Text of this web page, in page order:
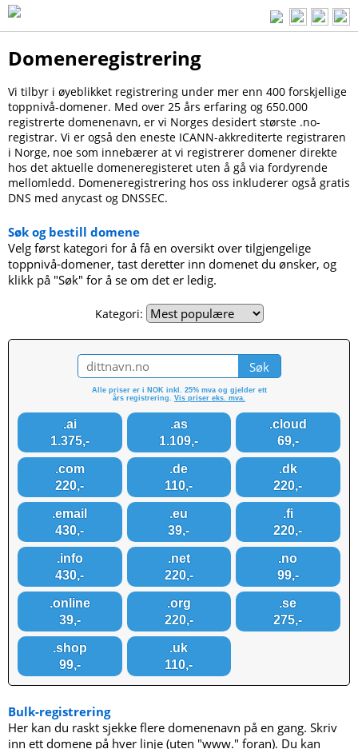
Domeneregistrering
Vi tilbyr i øyeblikket registrering under mer enn 400 forskjellige
toppnivå-domener. Med over 25 års erfaring og 650.000
registrerte domenenavn, er vi Norges desidert største .no-
registrar. Vi er også den eneste ICANN-akkrediterte registraren
i Norge, noe som innebærer at vi registrerer domener direkte
hos det aktuelle domeneregisteret uten å gå via fordyrende
mellomledd. Domeneregistrering hos oss inkluderer også gratis
DNS med anycast og DNSSEC.
Søk og bestill domene
Velg først kategori for å få en oversikt over tilgjengelige
toppnivå-domener, tast deretter inn domenet du ønsker, og
klikk på "Søk" for å se om det er ledig.
Kategori:
Alle priser er i NOK inkl. 25% mva og gjelder ett
års registrering. Vis priser eks. mva.
.ai
1.375,-
.as
1.109,-
.cloud
69,-
.com
220,-
.de
110,-
.dk
220,-
.email
430,-
.eu
39,-
.fi
220,-
.info
430,-
.net
220,-
.no
99,-
.online
39,-
.org
220,-
.se
275,-
.shop
99,-
.uk
110,-
Bulk-registrering
Her kan du raskt sjekke flere domenenavn på en gang. Skriv
inn ett domene på hver linje (uten "www." foran). Du kan